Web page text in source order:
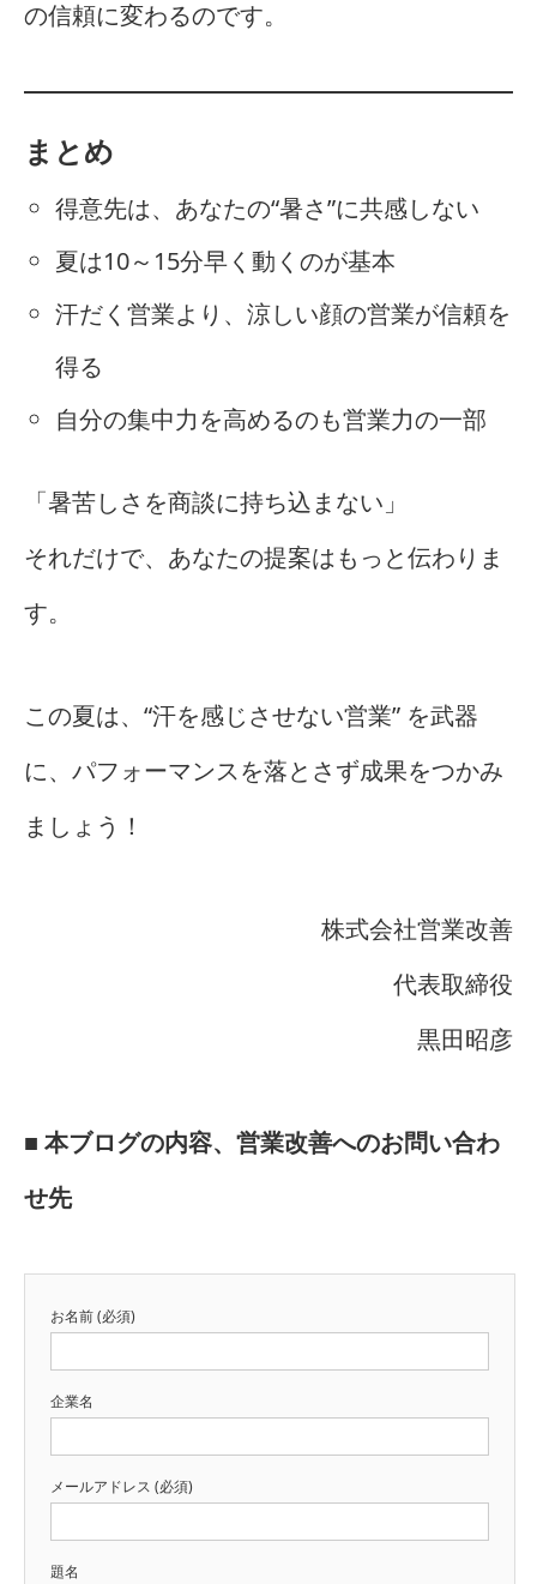
の信頼に変わるのです。
まとめ
得意先は、あなたの“暑さ”に共感しない
夏は10～15分早く動くのが基本
汗だく営業より、涼しい顔の営業が信頼を
得る
自分の集中力を高めるのも営業力の一部
「暑苦しさを商談に持ち込まない」
それだけで、あなたの提案はもっと伝わりま
す。
この夏は、“汗を感じさせない営業” を武器
に、パフォーマンスを落とさず成果をつかみ
ましょう！
株式会社営業改善
代表取締役
黒田昭彦
■ 本ブログの内容、営業改善へのお問い合わ
せ先
お名前 (必須)
企業名
メールアドレス (必須)
題名